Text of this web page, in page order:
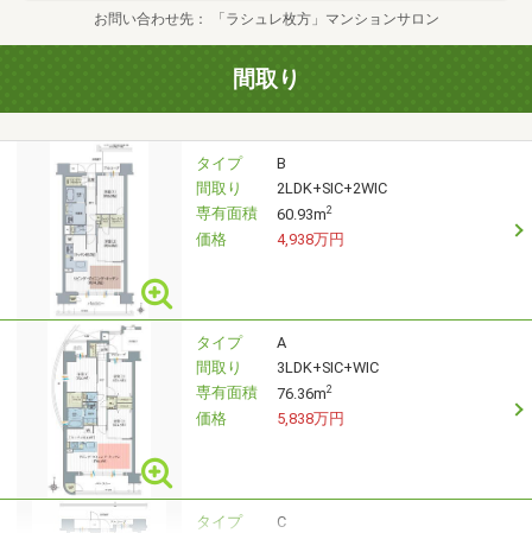
お問い合わせ先 「ラシュレ枚方」マンションサロン
間取り
タイプ
B
間取り
2LDK+SIC+2WIC
専有面積
60.93m2
価格 4,938万円
タイプ
A
間取り
3LDK+SIC+WIC
専有面積
76.36m2
価格 5,838万円
タイプ
C